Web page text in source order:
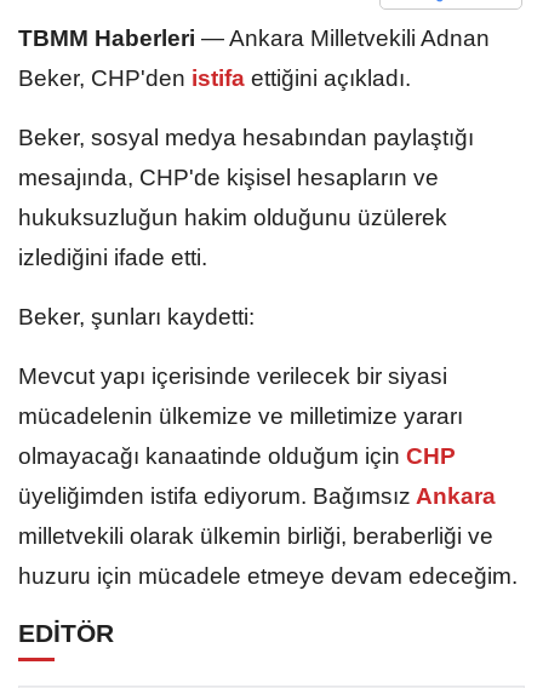
TBMM Haberleri —Ankara Milletvekili Adnan
Beker, CHP'den istifa ettiğini açıkladı.
Beker, sosyal medya hesabından paylaştığı
mesajında, CHP'de kişisel hesapların ve
hukuksuzluğun hakim olduğunu üzülerek
izlediğini ifade etti.
Beker, şunları kaydetti:
Mevcut yapı içerisinde verilecek bir siyasi
mücadelenin ülkemize ve milletimize yararı
olmayacağı kanaatinde olduğum için CHP
üyeliğimden istifa ediyorum. Bağımsız Ankara
milletvekili olarak ülkemin birliği, beraberliği ve
huzuru için mücadele etmeye devam edeceğim.
EDİTÖR